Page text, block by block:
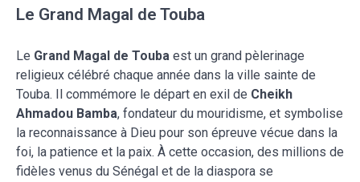
Le Grand Magal de Touba
Le Grand Magal de Touba est un grand pèlerinage
religieux célébré chaque année dans la ville sainte de
Touba. Il commémore le départ en exil de Cheikh
Ahmadou Bamba, fondateur du mouridisme, et symbolise
la reconnaissance à Dieu pour son épreuve vécue dans la
foi, la patience et la paix. À cette occasion, des millions de
fidèles venus du Sénégal et de la diaspora se